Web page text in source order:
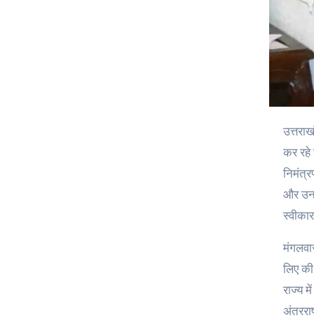
उत्तराखंड की मेजबानी में होने वाले 38वें राष्ट्रीय खेलों के सफल आयोजन को सुनिश्चित करने के लिए मुख्यमंत्री पुष्कर सिंह धामी अतिरिक्त प्रयास
कर रहे
और
लिए
राज्य